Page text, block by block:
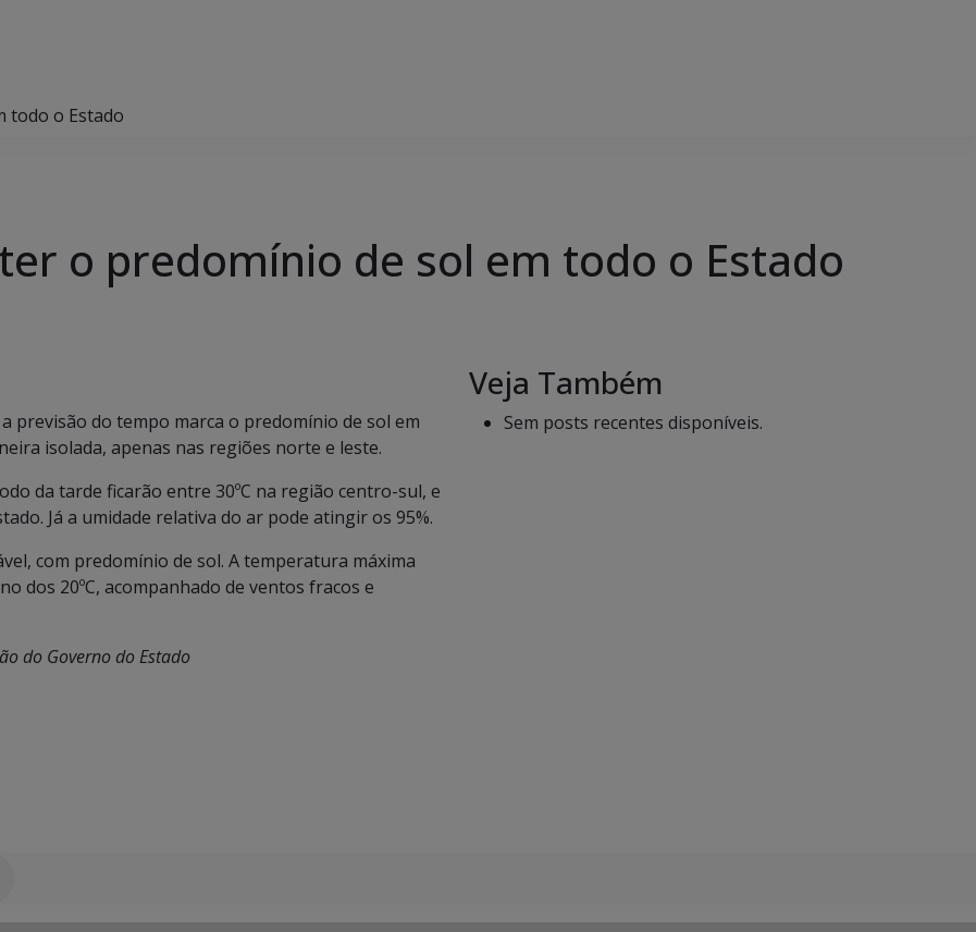
todo o Estado
o predomínio de sol em todo o Estado
previsão do tempo marca o predomínio de sol em
isolada, apenas nas regiões norte e leste.
da tarde ficarão entre 30ºC na região centro-sul, e
Já a umidade relativa do ar pode atingir os 95%.
com predomínio de sol. A temperatura máxima
dos 20ºC, acompanhado de ventos fracos e
do Governo do Estado
Veja Também
Sem posts recentes disponíveis.